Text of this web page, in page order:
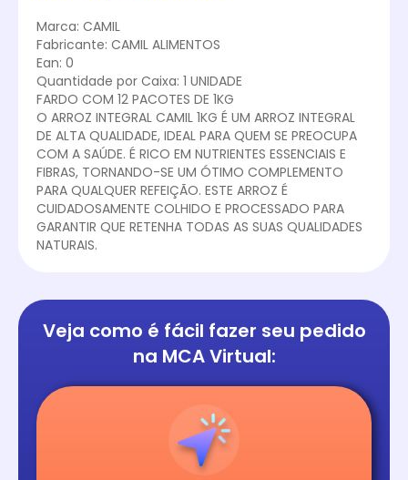
Marca: CAMIL
Fabricante: CAMIL ALIMENTOS
Ean: 0
Quantidade por Caixa: 1 UNIDADE
FARDO COM 12 PACOTES DE 1KG
O ARROZ INTEGRAL CAMIL 1KG É UM ARROZ INTEGRAL
DE ALTA QUALIDADE, IDEAL PARA QUEM SE PREOCUPA
COM A SAÚDE. É RICO EM NUTRIENTES ESSENCIAIS E
FIBRAS, TORNANDO-SE UM ÓTIMO COMPLEMENTO
PARA QUALQUER REFEIÇÃO. ESTE ARROZ É
CUIDADOSAMENTE COLHIDO E PROCESSADO PARA
GARANTIR QUE RETENHA TODAS AS SUAS QUALIDADES
NATURAIS.
Veja como é fácil fazer seu pedido
na MCA Virtual: